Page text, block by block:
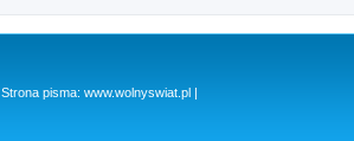
pisma: www.wolnyswiat.pl |